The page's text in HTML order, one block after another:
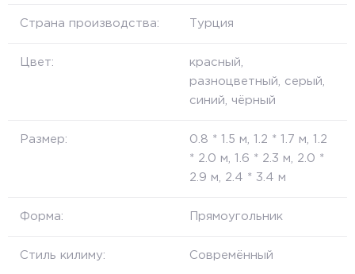
Страна производства: Турция
Цвет:
красный,
разноцветный, серый,
синий, чёрный
Размер:
0.8 * 1.5 м, 1.2 * 1.7 м, 1.2
* 2.0 м, 1.6 * 2.3 м, 2.0 *
2.9 м, 2.4 * 3.4 м
Форма: Прямоугольник
Стиль килиму: Совремённый